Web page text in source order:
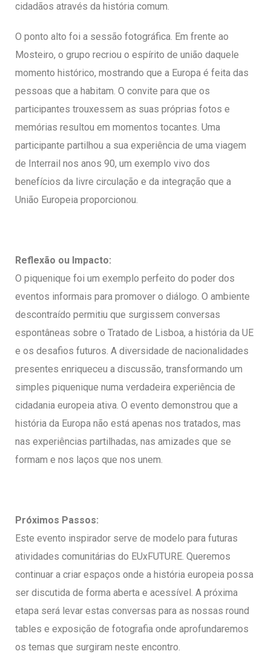
cidadãos através da história comum.
O ponto alto foi a sessão fotográfica. Em frente ao
Mosteiro, o grupo recriou o espírito de união daquele
momento histórico, mostrando que a Europa é feita das
pessoas que a habitam. O convite para que os
participantes trouxessem as suas próprias fotos e
memórias resultou em momentos tocantes. Uma
participante partilhou a sua experiência de uma viagem
de Interrail nos anos 90, um exemplo vivo dos
benefícios da livre circulação e da integração que a
União Europeia proporcionou.
Reflexão ou Impacto:
O piquenique foi um exemplo perfeito do poder dos
eventos informais para promover o diálogo. O ambiente
descontraído permitiu que surgissem conversas
espontâneas sobre o Tratado de Lisboa, a história da UE
e os desafios futuros. A diversidade de nacionalidades
presentes enriqueceu a discussão, transformando um
simples piquenique numa verdadeira experiência de
cidadania europeia ativa. O evento demonstrou que a
história da Europa não está apenas nos tratados, mas
nas experiências partilhadas, nas amizades que se
formam e nos laços que nos unem.
Próximos Passos:
Este evento inspirador serve de modelo para futuras
atividades comunitárias do EUxFUTURE. Queremos
continuar a criar espaços onde a história europeia possa
ser discutida de forma aberta e acessível. A próxima
etapa será levar estas conversas para as nossas round
tables e exposição de fotografia onde aprofundaremos
os temas que surgiram neste encontro.